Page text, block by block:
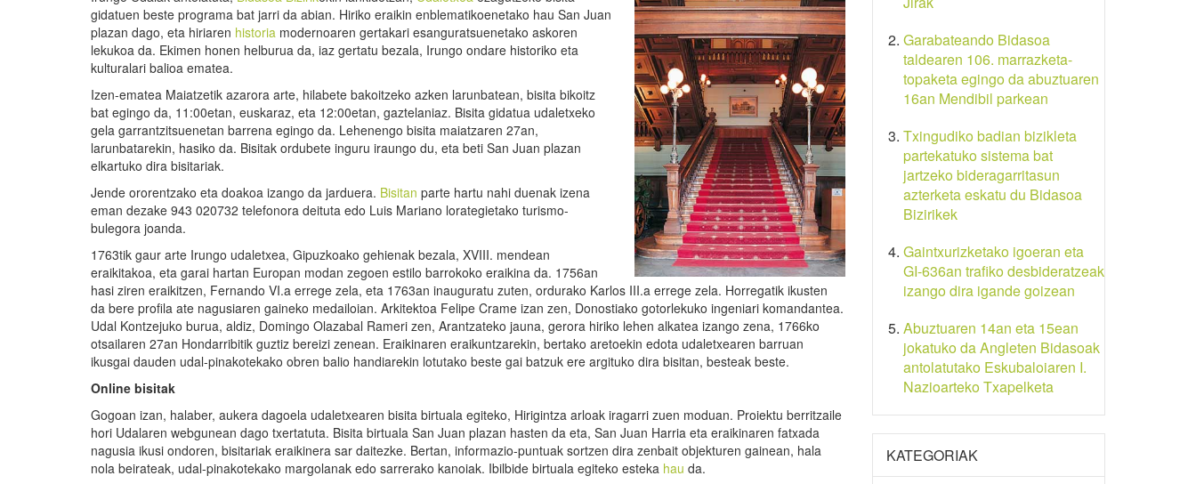
gidatuen beste programa bat jarri da abian. Hiriko eraikin enblematikoenetako hau San Juan
plazan dago, eta hiriaren historia modernoaren gertakari esanguratsuenetako askoren
lekukoa da. Ekimen honen helburua da, iaz gertatu bezala, Irungo ondare historiko eta
kulturalari balioa ematea.
Izen-ematea Maiatzetik azarora arte, hilabete bakoitzeko azken larunbatean, bisita bikoitz
bat egingo da, 11:00etan, euskaraz, eta 12:00etan, gaztelaniaz. Bisita gidatua udaletxeko
gela garrantzitsuenetan barrena egingo da. Lehenengo bisita maiatzaren 27an,
larunbatarekin, hasiko da. Bisitak ordubete inguru iraungo du, eta beti San Juan plazan
elkartuko dira bisitariak.
Jende ororentzako eta doakoa izango da jarduera. Bisitan parte hartu nahi duenak izena
eman dezake 943 020732 telefonora deituta edo Luis Mariano lorategietako turismo-
bulegora joanda.
1763tik gaur arte Irungo udaletxea, Gipuzkoako gehienak bezala, XVIII. mendean
eraikitakoa, eta garai hartan Europan modan zegoen estilo barrokoko eraikina da. 1756an
hasi ziren eraikitzen, Fernando VI.a errege zela, eta 1763an inauguratu zuten, ordurako Karlos III.a errege zela. Horregatik ikusten
da bere profila ate nagusiaren gaineko medailoian. Arkitektoa Felipe Crame izan zen, Donostiako gotorlekuko ingeniari komandantea.
Udal Kontzejuko burua, aldiz, Domingo Olazabal Rameri zen, Arantzateko jauna, gerora hiriko lehen alkatea izango zena, 1766ko
otsailaren 27an Hondarribitik guztiz bereizi zenean. Eraikinaren eraikuntzarekin, bertako aretoekin edota udaletxearen barruan
ikusgai dauden udal-pinakotekako obren balio handiarekin lotutako beste gai batzuk ere argituko dira bisitan, besteak beste.
Online bisitak
Gogoan izan, halaber, aukera dagoela udaletxearen bisita birtuala egiteko, Hirigintza arloak iragarri zuen moduan. Proiektu berritzaile
hori Udalaren webgunean dago txertatuta. Bisita birtuala San Juan plazan hasten da eta, San Juan Harria eta eraikinaren fatxada
nagusia ikusi ondoren, bisitariak eraikinera sar daitezke. Bertan, informazio-puntuak sortzen dira zenbait objekturen gainean, hala
nola beirateak, udal-pinakotekako margolanak edo sarrerako kanoiak. Ibilbide birtuala egiteko esteka hau da.
Garabateando Bidasoa
taldearen 106. marrazketa-
topaketa egingo da abuztuaren
16an Mendibil parkean
Txingudiko badian bizikleta
partekatuko sistema bat
jartzeko bideragarritasun
azterketa eskatu du Bidasoa
Bizirikek
Gaintxurizketako igoeran eta
GI-636an trafiko desbideratzeak
izango dira igande goizean
Abuztuaren 14an eta 15ean
jokatuko da Angleten Bidasoak
antolatutako Eskubaloiaren I.
Nazioarteko Txapelketa
KATEGORIAK